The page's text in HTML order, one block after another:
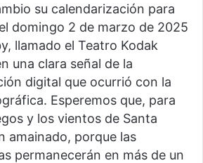
su calendarización para
domingo 2 de marzo de 2025
llamado el Teatro Kodak
una clara señal de la
digital que ocurrió con la
Esperemos que, para
y los vientos de Santa
amainado, porque las
permanecerán en más de un